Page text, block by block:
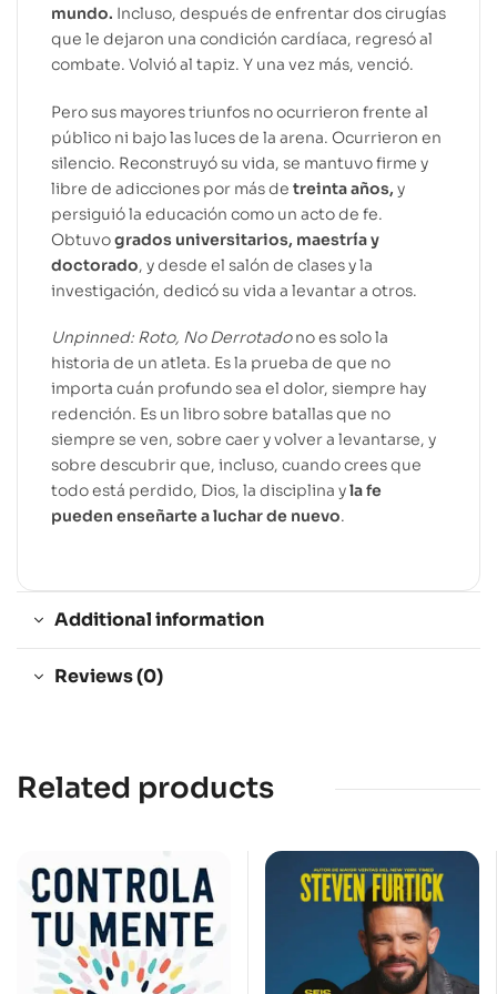
mundo. Incluso, después de enfrentar dos cirugías
que le dejaron una condición cardíaca, regresó al
combate. Volvió al tapiz. Y una vez más, venció.
Pero sus mayores triunfos no ocurrieron frente al
público ni bajo las luces de la arena. Ocurrieron en
silencio. Reconstruyó su vida, se mantuvo firme y
libre de adicciones por más de treinta años, y
persiguió la educación como un acto de fe.
Obtuvogrados universitarios, maestría y
doctorado, y desde el salón de clases y la
investigación, dedicó su vida a levantar a otros.
Unpinned: Roto, No Derrotadono es solo la
historia de un atleta. Es la prueba de que no
importa cuán profundo sea el dolor, siempre hay
redención. Es un libro sobre batallas que no
siempre se ven, sobre caer y volver a levantarse, y
sobre descubrir que, incluso, cuando crees que
todo está perdido, Dios, la disciplina yla fe
pueden enseñarte a luchar de nuevo.
Additional information
Reviews (0)
Related products